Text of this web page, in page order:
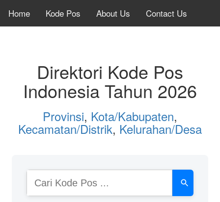
Home Kode Pos About Us Contact Us
Direktori Kode Pos
Indonesia Tahun 2026
Provinsi, Kota/Kabupaten,
Kecamatan/Distrik, Kelurahan/Desa
Cari
Kode
Pos